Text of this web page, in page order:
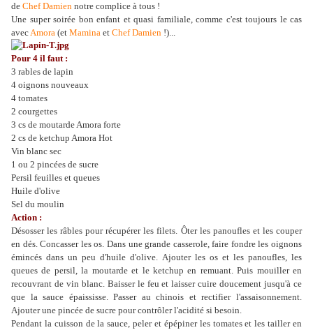
de Chef Damien notre complice à tous !
Une super soirée bon enfant et quasi familiale, comme c'est toujours le cas
avecAmora (et Mamina et Chef Damien !)...
Pour 4 il faut :
3 rables de lapin
4 oignons nouveaux
4 tomates
2 courgettes
3 cs de moutarde Amora forte
2 cs de ketchup Amora Hot
Vin blanc sec
1 ou 2 pincées de sucre
Persil feuilles et queues
Huile d'olive
Sel du moulin
Action :
Désosser les râbles pour récupérer les filets. Ôter les panoufles et les couper
en dés. Concasser les os. Dans une grande casserole, faire fondre les oignons
émincés dans un peu d'huile d'olive. Ajouter les os et les panoufles, les
queues de persil, la moutarde et le ketchup en remuant. Puis mouiller en
recouvrant de vin blanc. Baisser le feu et laisser cuire doucement jusqu'à ce
que la sauce épaississe. Passer au chinois et rectifier l'assaisonnement.
Ajouter une pincée de sucre pour contrôler l'acidité si besoin.
Pendant la cuisson de la sauce, peler et épépiner les tomates et les tailler en